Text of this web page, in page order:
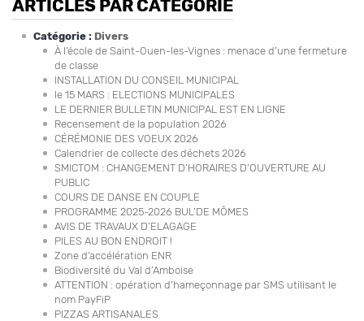
ARTICLES PAR CATÉGORIE
Catégorie : Divers
À l’école de Saint-Ouen-les-Vignes : menace d’une fermeture
de classe
INSTALLATION DU CONSEIL MUNICIPAL
le 15 MARS : ELECTIONS MUNICIPALES
LE DERNIER BULLETIN MUNICIPAL EST EN LIGNE
Recensement de la population 2026
CÉRÉMONIE DES VOEUX 2026
Calendrier de collecte des déchets 2026
SMICTOM : CHANGEMENT D’HORAIRES D’OUVERTURE AU
PUBLIC
COURS DE DANSE EN COUPLE
PROGRAMME 2025-2026 BUL’DE MÔMES
AVIS DE TRAVAUX D’ELAGAGE
PILES AU BON ENDROIT !
Zone d’accélération ENR
Biodiversité du Val d’Amboise
ATTENTION : opération d’hameçonnage par SMS utilisant le
nom PayFiP
PIZZAS ARTISANALES